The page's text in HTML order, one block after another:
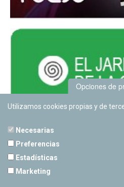
Opciones de
Utilizamos cookies propias y de
Necesarias
Preferencias
Estadísticas
Marketing